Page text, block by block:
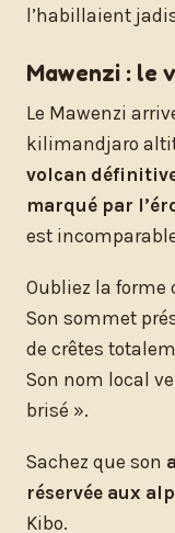
l’habillaient
Mawenzi : le
Le Mawenzi
kilimandjaro
volcan
marqué par
est
Oubliez la forme
Son sommet
de crêtes
Son nom local
brisé ».
Sachez que son
réservée aux
Kibo.